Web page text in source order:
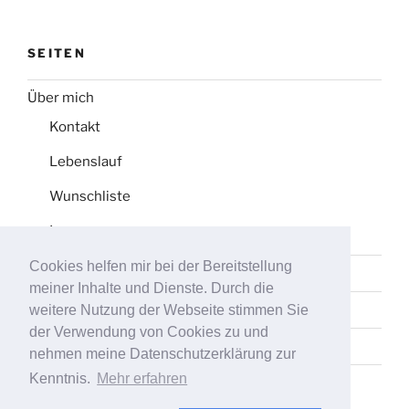
Cookies helfen mir bei der Bereitstellung
meiner Inhalte und Dienste. Durch die
weitere Nutzung der Webseite stimmen Sie
der Verwendung von Cookies zu und
nehmen meine Datenschutzerklärung zur
Kenntnis. Mehr erfahren
SEITEN
Über mich
Kontakt
Lebenslauf
Wunschliste
Impressum
Datenschutz
Tag-Liste
Sitemap